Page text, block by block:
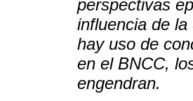
perspectivas
influencia de
hay uso de
en el BNCC,
engendran.